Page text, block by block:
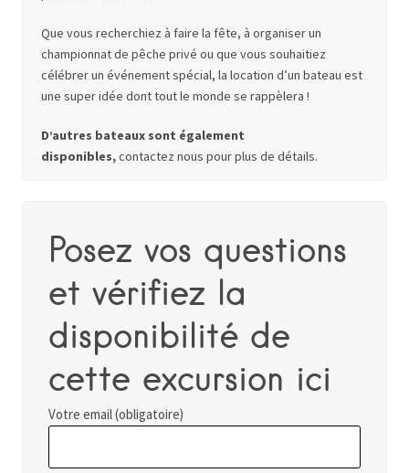
Que vous recherchiez à faire la fête, à organiser un
championnat de pêche privé ou que vous souhaitiez
célébrer un événement spécial, la location d’un bateau est
une super idée dont tout le monde se rappèlera !
D’autres bateaux sont également
disponibles,contactez nous pour plus de détails.
Posez vos questions
et vérifiez la
disponibilité de
cette excursion ici
Votre email (obligatoire)